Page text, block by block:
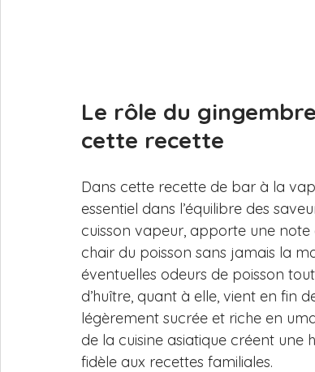
Le rôle du
cette recette
Dans cette recette de bar à la
essentiel dans l’équilibre des
cuisson vapeur, apporte une
chair du poisson sans jamais la
éventuelles odeurs de poisson
d’huître, quant à elle, vient en fin
légèrement sucrée et riche en
de la cuisine asiatique créent une
fidèle aux recettes familiales.